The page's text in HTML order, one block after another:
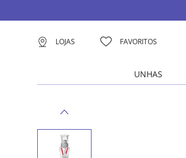
LOJAS FAVORITOS
UNHAS